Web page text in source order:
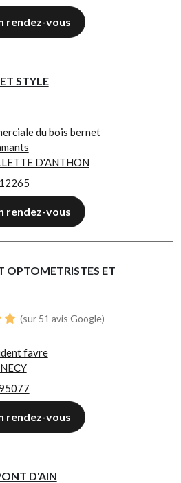
rendez-vous
STYLE
du bois bernet
D'ANTHON
rendez-vous
OPTOMETRISTES ET
(sur 51 avis Google)
favre
rendez-vous
D'AIN